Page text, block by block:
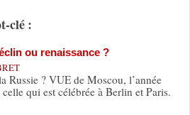
clé :
ou renaissance ?
Russie ? VUE de Moscou, l’année
qui est célébrée à Berlin et Paris.